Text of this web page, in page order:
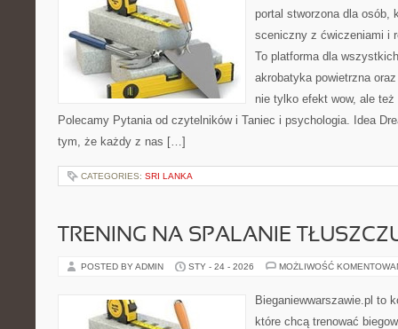
portal stworzona dla osób,
sceniczny z ćwiczeniami i
To platforma dla
akrobatyka powietrzna
nie tylko efekt wow, ale
Polecamy Pytania od czytelników i Taniec i psychologia. Idea
tym, że każdy z nas […]
CATEGORIES: SRI LANKA
TRENING NA SPALANIE
POSTED BY ADMIN STY - 24 - 2026 MOŻLIWOŚĆ
Bieganiewwarszawie.pl to
które chcą trenować